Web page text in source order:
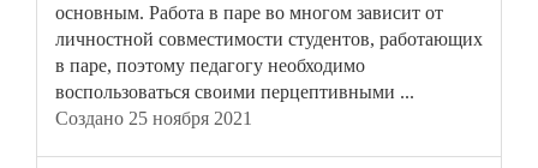
основным. Работа в паре во многом зависит от
личностной совместимости студентов, работающих
в паре, поэтому педагогу необходимо
воспользоваться своими перцептивными ...
Создано 25 ноября 2021